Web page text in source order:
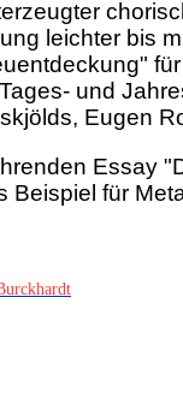
leichter bis
und
Eugen
Essay
Beispiel für